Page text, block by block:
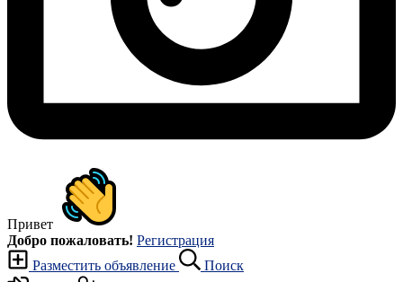
Привет
Добро пожаловать! Регистрация
Разместить объявление
Поиск